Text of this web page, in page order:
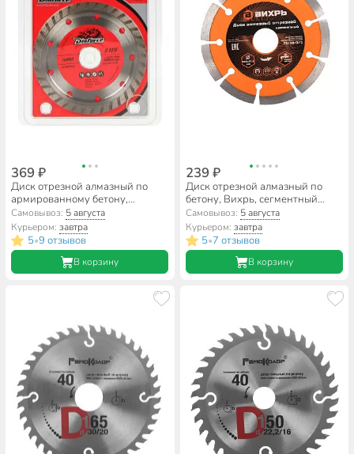
369 ₽
Диск отрезной алмазный по
армированному бетону,
Diaforce, Turbo, сплошной край,
115х22.23х2 мм, сухой рез,
501115
Самовывоз: 5 августа
Курьером:завтра
5•9 отзывов
В корзину
239 ₽
Диск отрезной алмазный по
бетону, Вихрь, сегментный
край, 115х22.2 мм, 9 зубьев,
сухой рез, 73/10/3/1
Самовывоз: 5 августа
Курьером: завтра
5•7 отзывов
В корзину